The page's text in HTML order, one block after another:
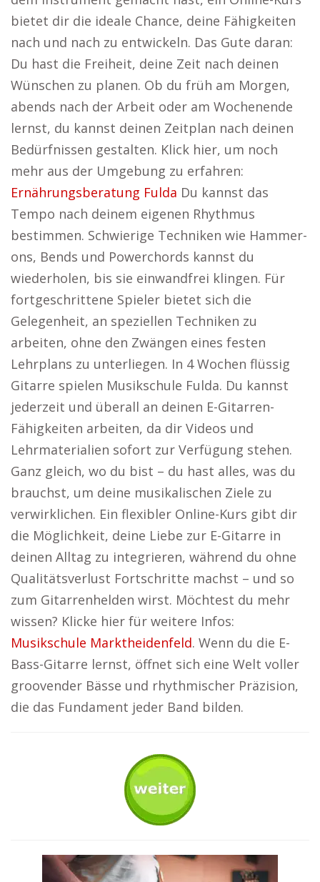
bietet dir die ideale Chance, deine Fähigkeiten
nach und nach zu entwickeln. Das Gute daran:
Du hast die Freiheit, deine Zeit nach deinen
Wünschen zu planen. Ob du früh am Morgen,
abends nach der Arbeit oder am Wochenende
lernst, du kannst deinen Zeitplan nach deinen
Bedürfnissen gestalten. Klick hier, um noch
mehr aus der Umgebung zu erfahren:
Ernährungsberatung Fulda Du kannst das
Tempo nach deinem eigenen Rhythmus
bestimmen. Schwierige Techniken wie Hammer-
ons, Bends und Powerchords kannst du
wiederholen, bis sie einwandfrei klingen. Für
fortgeschrittene Spieler bietet sich die
Gelegenheit, an speziellen Techniken zu
arbeiten, ohne den Zwängen eines festen
Lehrplans zu unterliegen. In 4 Wochen flüssig
Gitarre spielen Musikschule Fulda. Du kannst
jederzeit und überall an deinen E-Gitarren-
Fähigkeiten arbeiten, da dir Videos und
Lehrmaterialien sofort zur Verfügung stehen.
Ganz gleich, wo du bist – du hast alles, was du
brauchst, um deine musikalischen Ziele zu
verwirklichen. Ein flexibler Online-Kurs gibt dir
die Möglichkeit, deine Liebe zur E-Gitarre in
deinen Alltag zu integrieren, während du ohne
Qualitätsverlust Fortschritte machst – und so
zum Gitarrenhelden wirst. Möchtest du mehr
wissen? Klicke hier für weitere Infos:
Musikschule Marktheidenfeld. Wenn du die E-
Bass-Gitarre lernst, öffnet sich eine Welt voller
groovender Bässe und rhythmischer Präzision,
die das Fundament jeder Band bilden.